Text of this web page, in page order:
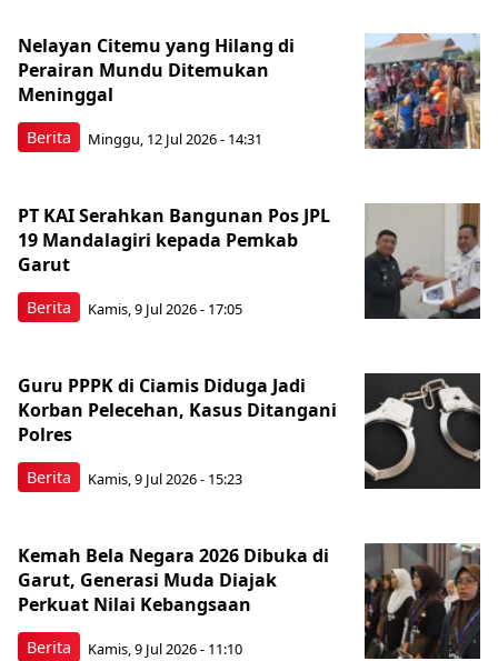
Berita
Nelayan Citemu yang Hilang di
Perairan Mundu Ditemukan
Meninggal
Minggu, 12 Jul 2026 - 14:31
Berita
PT KAI Serahkan Bangunan Pos JPL
19 Mandalagiri kepada Pemkab
Garut
Kamis, 9 Jul 2026 - 17:05
Berita
Guru PPPK di Ciamis Diduga Jadi
Korban Pelecehan, Kasus Ditangani
Polres
Kamis, 9 Jul 2026 - 15:23
Berita
Kemah Bela Negara 2026 Dibuka di
Garut, Generasi Muda Diajak
Perkuat Nilai Kebangsaan
Kamis, 9 Jul 2026 - 11:10